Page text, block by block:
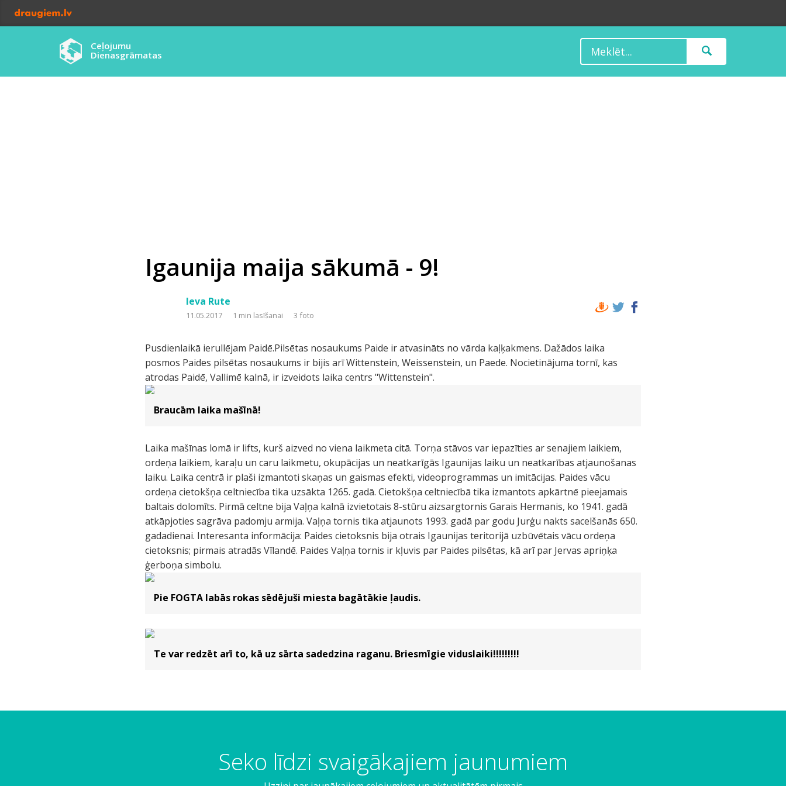
Ceļojumu
Dienasgrāmatas
Igaunija maija sākumā - 9!
Ieva Rute
11.05.2017 1 min lasīšanai 3 foto
Pusdienlaikā ierullējam Paidē.Pilsētas nosaukums Paide ir atvasināts no vārda kaļķakmens. Dažādos laika
posmos Paides pilsētas nosaukums ir bijis arī Wittenstein, Weissenstein, un Paede. Nocietinājuma tornī, kas
atrodas Paidē, Vallimē kalnā, ir izveidots laika centrs "Wittenstein".
Braucām laika mašīnā!
Laika mašīnas lomā ir lifts, kurš aizved no viena laikmeta citā. Torņa stāvos var iepazīties ar senajiem laikiem,
ordeņa laikiem, karaļu un caru laikmetu, okupācijas un neatkarīgās Igaunijas laiku un neatkarības atjaunošanas
laiku. Laika centrā ir plaši izmantoti skaņas un gaismas efekti, videoprogrammas un imitācijas. Paides vācu
ordeņa cietokšņa celtniecība tika uzsākta 1265. gadā. Cietokšņa celtniecībā tika izmantots apkārtnē pieejamais
baltais dolomīts. Pirmā celtne bija Vaļņa kalnā izvietotais 8-stūru aizsargtornis Garais Hermanis, ko 1941. gadā
atkāpjoties sagrāva padomju armija. Vaļņa tornis tika atjaunots 1993. gadā par godu Jurģu nakts sacelšanās 650.
gadadienai. Interesanta informācija: Paides cietoksnis bija otrais Igaunijas teritorijā uzbūvētais vācu ordeņa
cietoksnis; pirmais atradās Vīlandē. Paides Vaļņa tornis ir kļuvis par Paides pilsētas, kā arī par Jervas apriņķa
ģerboņa simbolu.
Pie FOGTA labās rokas sēdējuši miesta bagātākie ļaudis.
Te var redzēt arī to, kā uz sārta sadedzina raganu. Briesmīgie viduslaiki!!!!!!!!!
Seko līdzi svaigākajiem jaunumiem